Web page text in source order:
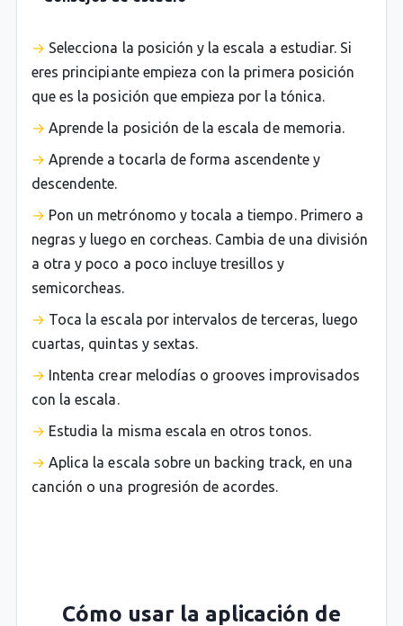
Selecciona la posición y la escala a estudiar. Si
eres principiante empieza con la primera posición
que es la posición que empieza por la tónica.
Aprende la posición de la escala de memoria.
Aprende a tocarla de forma ascendente y
descendente.
Pon un metrónomo y tocala a tiempo. Primero a
negras y luego en corcheas. Cambia de una división
a otra y poco a poco incluye tresillos y
semicorcheas.
Toca la escala por intervalos de terceras, luego
cuartas, quintas y sextas.
Intenta crear melodías o grooves improvisados
con la escala.
Estudia la misma escala en otros tonos.
Aplica la escala sobre un backing track, en una
canción o una progresión de acordes.
Cómo usar la aplicación de